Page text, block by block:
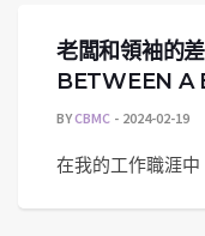
老闆和領袖的
BETWEEN A
BYCBMC 2024-02-19
在我的工作職涯